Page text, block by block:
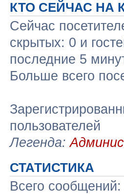
КТО СЕЙЧАС НА
Сейчас
скрытых: 0 и
последние 5
Больше всего
пользователей
Легенда:
СТАТИСТИКА
Всего сообщений: